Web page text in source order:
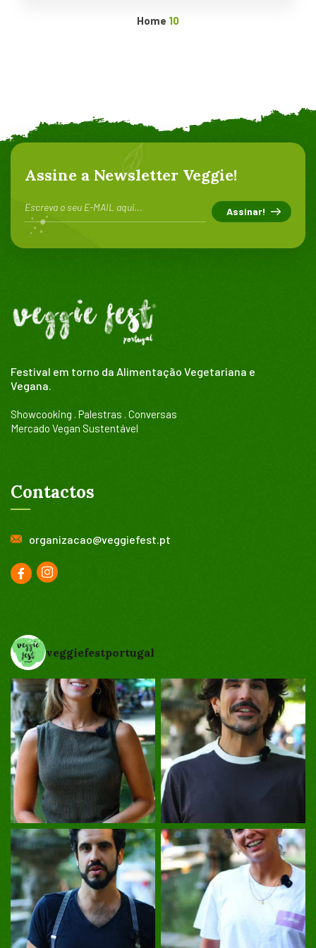
Home 10
Assine a Newsletter Veggie!
Festival em torno da Alimentação Vegetariana e
Vegana.
Showcooking . Palestras . Conversas
Mercado Vegan Sustentável
Contactos
organizacao@veggiefest.pt
veggiefestportugal